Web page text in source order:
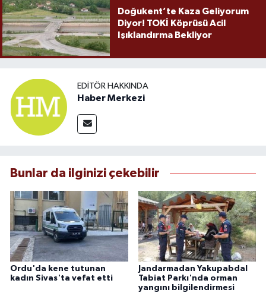
Doğukent’te Kaza Geliyorum
Diyor! TOKİ Köprüsü Acil
Işıklandırma Bekliyor
EDITÖR HAKKINDA
Haber Merkezi
Bunlar da ilginizi çekebilir
Ordu'da kene tutunan
kadın Sivas'ta vefat etti
Jandarmadan Yakupabdal
Tabiat Parkı'nda orman
yangını bilgilendirmesi